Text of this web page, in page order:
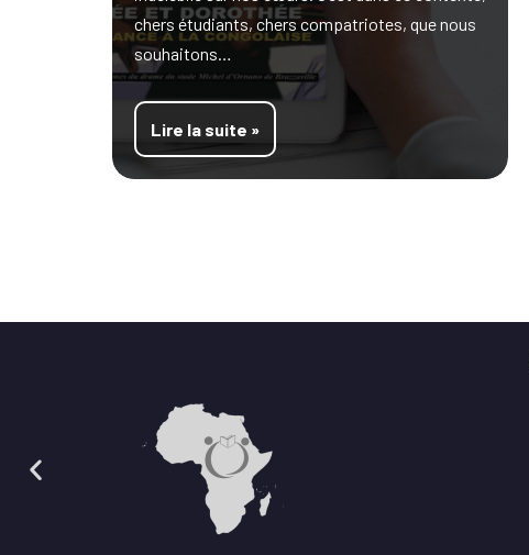
chers étudiants, chers compatriotes, que nous
souhaitons…
Lire la suite »